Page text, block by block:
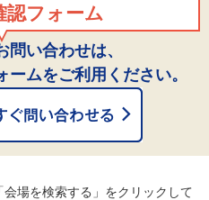
認フォーム
い合わせは、
ムをご利用ください。
場を検索する」をクリックして